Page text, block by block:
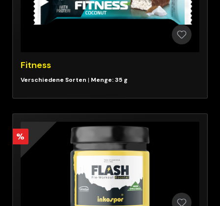
Fitness
| Menge: 35 g
%